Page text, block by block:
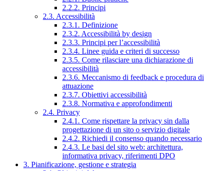
2.2.2. Principi
2.3. Accessibilità
2.3.1. Definizione
2.3.2. Accessibilità by design
2.3.3. Principi per l’accessibilità
2.3.4. Linee guida e criteri di successo
2.3.5. Come rilasciare una dichiarazione di
accessibilità
2.3.6. Meccanismo di feedback e procedura di
attuazione
2.3.7. Obiettivi accessibilità
2.3.8. Normativa e approfondimenti
2.4. Privacy
2.4.1. Come rispettare la privacy sin dalla
progettazione di un sito o servizio digitale
2.4.2. Richiedi il consenso quando necessario
2.4.3. Le basi del sito web: architettura,
informativa privacy, riferimenti DPO
3. Pianificazione, gestione e strategia